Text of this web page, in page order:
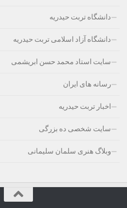
دانشگاه تربت حیدریه
دانشگاه آزاد اسلامی تربت حیدریه
سایت استاد محمد حسن ابریشمی
رسانه های ایران
اخبار تربت حیدریه
سایت شخصی ده بزرگی
وبلاگ هنری سلمان سلیمانی